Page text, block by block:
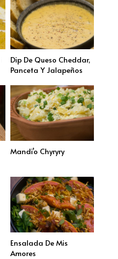
Dip De Queso Cheddar,
Panceta Y Jalapeños
Mandi’o Chyryry
Ensalada De Mis
Amores